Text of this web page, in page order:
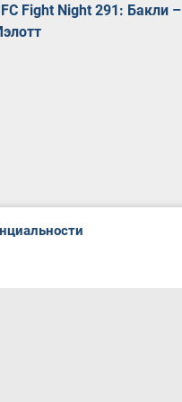
Fight Night 291: Бакли –